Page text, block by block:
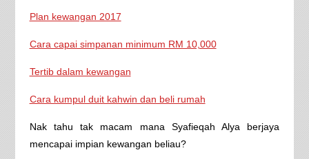
Plan kewangan 2017
Cara capai simpanan minimum RM 10,000
Tertib dalam kewangan
Cara kumpul duit kahwin dan beli rumah
Nak tahu tak macam mana Syafieqah Alya berjaya
mencapai impian kewangan beliau?